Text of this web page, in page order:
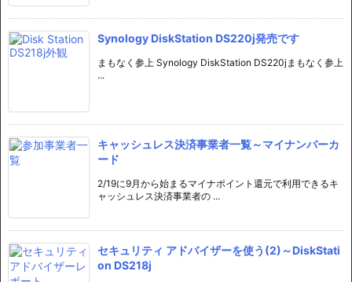
Synology DiskStation DS220j発売です
まもなく参上 Synology DiskStation DS220jまもなく参上
...
キャッシュレス決済事業者一覧～マイナンバーカ
ード
2/19に9月から始まるマイナポイント還元で利用できるキ
ャッシュレス決済事業者の ...
セキュリティ アドバイザーを使う(2)～DiskStati
on DS218j